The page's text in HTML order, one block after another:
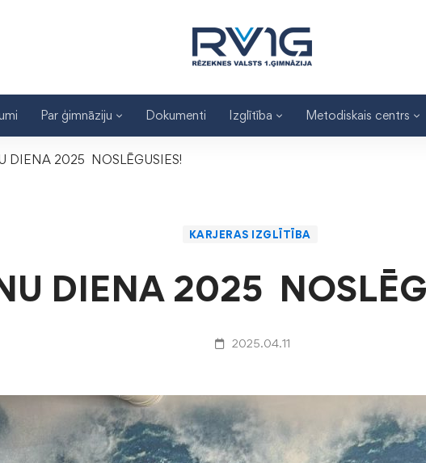
Par ģimnāziju Dokumenti Izglītība Metodiskais centrs
DIENA 2025 NOSLĒGUSIES!
KARJERAS IZGLĪTĪBA
DIENA 2025
2025.04.11